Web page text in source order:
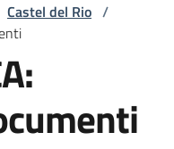
Castel del Rio /